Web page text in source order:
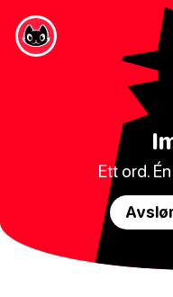
Ett ord.